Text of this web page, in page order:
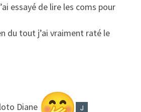
essayé de lire les coms pour
du tout j’ai vraiment raté le
Diane